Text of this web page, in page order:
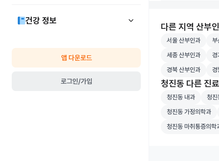
건강 정보
앱 다운로드
로그인/가입
다른 지역 산부
서울 산부인과 병
서울 산부인과 부
부
세종 산부인과 병
세종 산부인과 경
경
경북 산부인과 병
경북 산부인과 경
경
청진동 다른 진
청진동 내과 병원
청진동 내과 청
청진
청진동 가정의학
청진동 가정의학과
청진동 마취통증
청진동 마취통증의학